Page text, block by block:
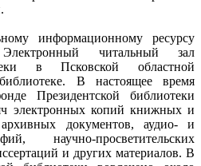
информационному ресурсу
Электронный читальный зал
в Псковской областной
В настоящее время
Президентской библиотеки
электронных копий книжных и
документов, аудио- и
научно-просветительских
и других материалов. В